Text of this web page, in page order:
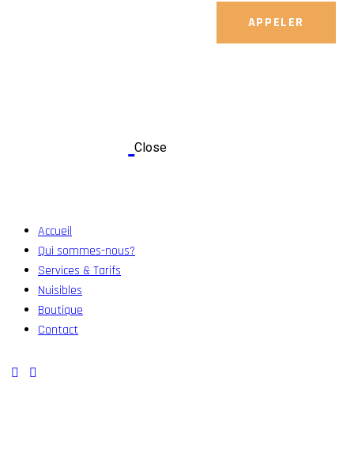
APPELER
Close
Accueil
Qui sommes-nous?
Services & Tarifs
Nuisibles
Boutique
Contact